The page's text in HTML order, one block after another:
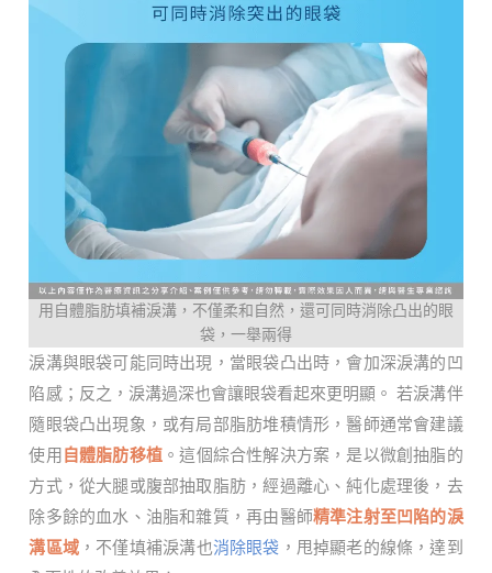
用自體脂肪填補淚溝，不僅柔和自然，還可同時消除凸出的眼
袋，一舉兩得
淚溝與眼袋可能同時出現，當眼袋凸出時，會加深淚溝的凹
陷感；反之，淚溝過深也會讓眼袋看起來更明顯。 若淚溝伴
隨眼袋凸出現象，或有局部脂肪堆積情形，醫師通常會建議
使用 自體脂肪移植 。這個綜合性解決方案，是以微創抽脂的
方式，從大腿或腹部抽取脂肪，經過離心、純化處理後，去
除多餘的血水、油脂和雜質，再由醫師精準注射至凹陷的淚
溝區域 ，不僅填補淚溝也消除眼袋 ，甩掉顯老的線條，達到